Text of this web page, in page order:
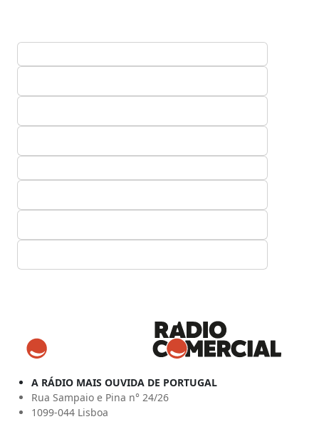
A RÁDIO MAIS OUVIDA DE PORTUGAL
Rua Sampaio e Pina n° 24/26
1099-044 Lisboa